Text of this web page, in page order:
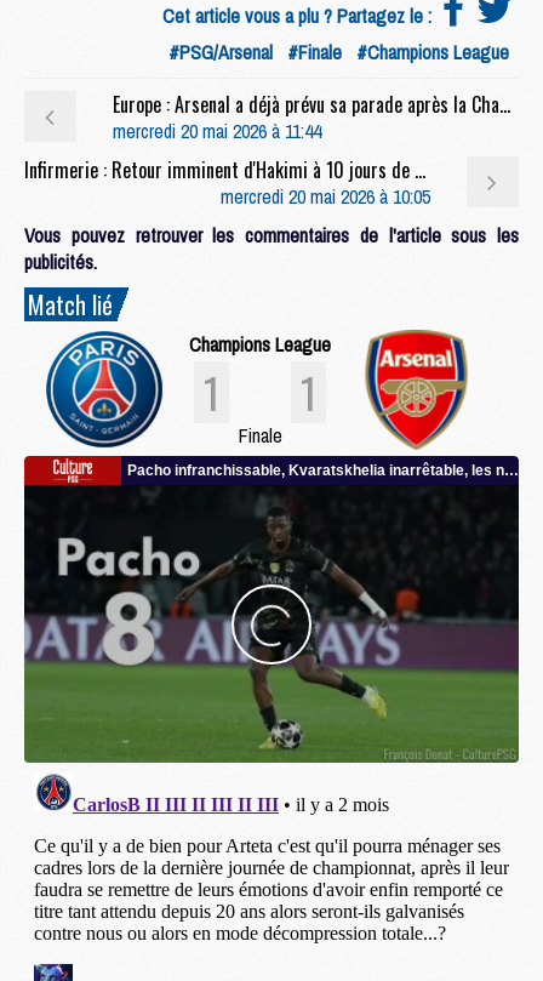
Cet article vous a plu ? Partagez le :
#PSG/Arsenal #Finale #Champions League
Europe : Arsenal a déjà prévu sa parade après la Champions League
mercredi 20 mai 2026 à 11:44
Infirmerie : Retour imminent d'Hakimi à 10 jours de PSG/Arsenal
mercredi 20 mai 2026 à 10:05
Vous pouvez retrouver les commentaires de l'article sous les
publicités.
Match lié
Champions League
1 1
Finale